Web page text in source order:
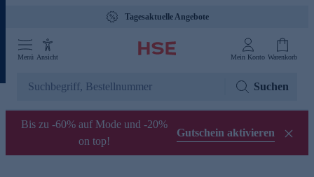
Tagesaktuelle Angebote
Menü Ansicht Mein Konto Warenkorb
Suchen
Bis zu -60% auf Mode und -20%
on top!
Gutschein aktivieren